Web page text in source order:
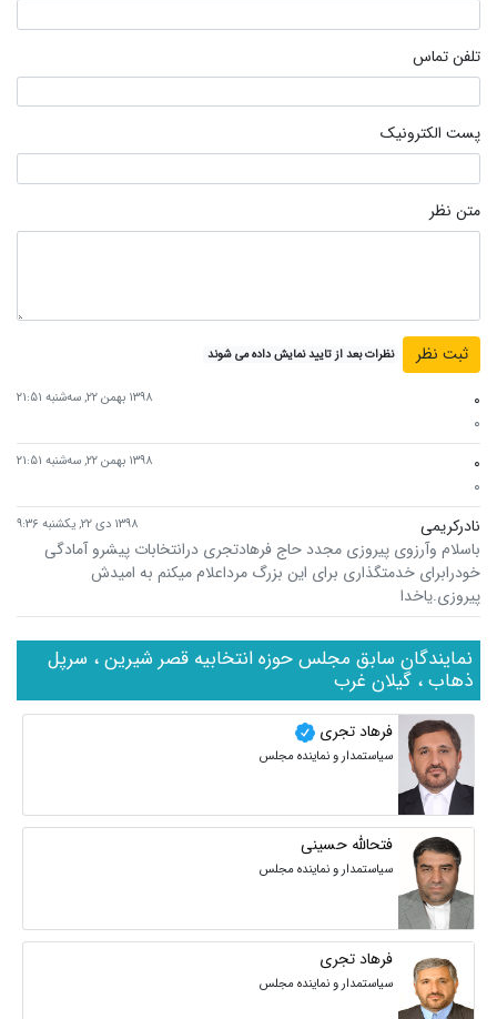
تلفن تماس
پست الکترونیک
متن نظر
نظرات بعد از تایید نمایش داده می شوند
۰ ۱۳۹۸ بهمن ۲۲, سه‌شنبه ۲۱:۵۱
۰
۰
۱۳۹۸ بهمن ۲۲, سه‌شنبه ۲۱:۵۱
۰
نادرکریمی
۱۳۹۸ دی ۲۲, یکشنبه ۹:۳۶
باسلام وآرزوی پیروزی مجدد حاج فرهادتجری درانتخابات پیشرو آمادگی
خودرابرای خدمتگذاری برای این بزرگ مرداعلام میکنم به امیدش
پیروزی.یاخدا
نمایندگان سابق مجلس حوزه انتخابیه قصر شیرین ، سرپل
ذهاب ، گیلان غرب
فرهاد تجری
سیاستمدار و نماینده مجلس
فتحالله حسینی
سیاستمدار و نماینده مجلس
فرهاد تجری
سیاستمدار و نماینده مجلس